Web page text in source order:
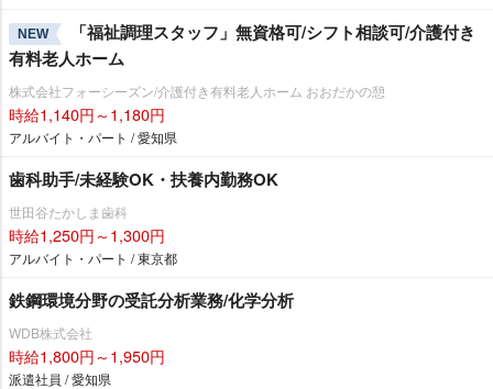
NEW
「福祉調理スタッフ」無資格可/シフト相談可/介護付き
有料老人ホーム
株式会社フォーシーズン/介護付き有料老人ホーム おおだかの憩
時給1,140円～1,180円
アルバイト・パート / 愛知県
歯科助手/未経験OK・扶養内勤務OK
世田谷たかしま歯科
時給1,250円～1,300円
アルバイト・パート / 東京都
鉄鋼環境分野の受託分析業務/化学分析
WDB株式会社
時給1,800円～1,950円
派遣社員 / 愛知県